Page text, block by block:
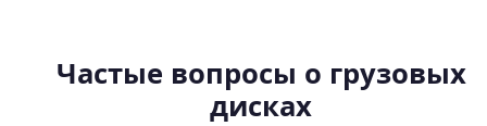
Частые вопросы о грузовых
дисках